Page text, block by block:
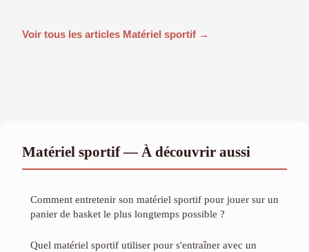
Voir tous les articles Matériel sportif →
Matériel sportif — À découvrir aussi
Comment entretenir son matériel sportif pour jouer sur un
panier de basket le plus longtemps possible ?
Quel matériel sportif utiliser pour s'entraîner avec un